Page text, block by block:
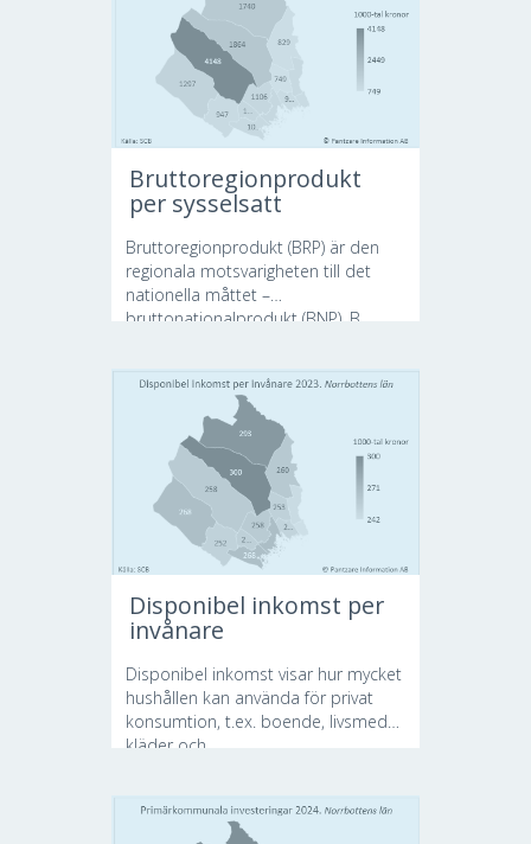
Bruttoregionprodukt
per sysselsatt
Bruttoregionprodukt (BRP) är den
regionala motsvarigheten till det
nationella måttet –
bruttonationalprodukt (BNP). B...
Disponibel inkomst per
invånare
Disponibel inkomst visar hur mycket
hushållen kan använda för privat
konsumtion, t.ex. boende, livsmedel,
kläder och...